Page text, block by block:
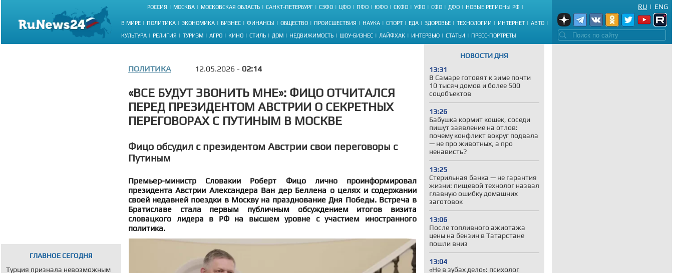
РОССИЯ МОСКВА МОСКОВСКАЯ ОБЛАСТЬ САНКТ-ПЕТЕРБУРГ СЗФО ЦФО ПФО ЮФО СКФО УФО СФО ДФО НОВЫЕ РЕГИОНЫ РФ
В МИРЕ ПОЛИТИКА ЭКОНОМИКА БИЗНЕС ФИНАНСЫ ОБЩЕСТВО ПРОИСШЕСТВИЯ НАУКА СПОРТ ЕДА ЗДОРОВЬЕ ТЕХНОЛОГИИ ИНТЕРНЕТ АВТО
КУЛЬТУРА РЕЛИГИЯ ТУРИЗМ АГРО КИНО СТИЛЬ ДОМ НЕДВИЖИМОСТЬ ШОУ-БИЗНЕС ЛАЙФХАК ИНТЕРВЬЮ СТАТЬИ ПРЕСС-ПОРТРЕТЫ
ENG
|
RU
ГЛАВНОЕ СЕГОДНЯ
Турция признала невозможным
НОВОСТИ ДНЯ
13:31
В Самаре готовят к зиме почти
10 тысяч домов и более 500
соцобъектов
13:26
Бабушка кормит кошек, соседи
пишут заявление на отлов:
почему конфликт вокруг подвала
— не про животных, а про
ненависть?
13:25
Стерильная банка — не гарантия
жизни: пищевой технолог назвал
главную ошибку домашних
заготовок
13:06
После топливного ажиотажа
цены на бензин в Татарстане
пошли вниз
13:04
«Не в зубах дело»: психолог
ПОЛИТИКА 12.05.2026 - 02:14
«ВСЕ БУДУТ ЗВОНИТЬ МНЕ»: ФИЦО ОТЧИТАЛСЯ
ПЕРЕД ПРЕЗИДЕНТОМ АВСТРИИ О СЕКРЕТНЫХ
ПЕРЕГОВОРАХ С ПУТИНЫМ В МОСКВЕ
Фицо обсудил с президентом Австрии свои переговоры с
Путиным
Премьер-министр Словакии Роберт Фицо лично проинформировал
президента Австрии Александера Ван дер Беллена о целях и содержании
своей недавней поездки в Москву на празднование Дня Победы. Встреча в
Братиславе стала первым публичным обсуждением итогов визита
словацкого лидера в РФ на высшем уровне с участием иностранного
политика.